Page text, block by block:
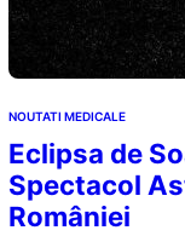
NOUTATI MEDICALE
Eclipsa de
Spectacol
României